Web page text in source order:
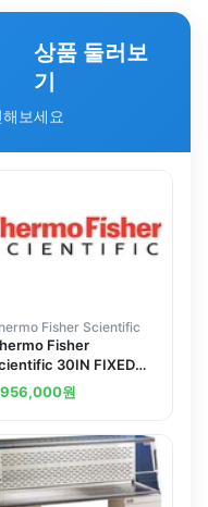
상품 둘러보
기
보세요
Fisher Scientific
Fisher
30IN FIXED
FOR 6 FOOT B2
원